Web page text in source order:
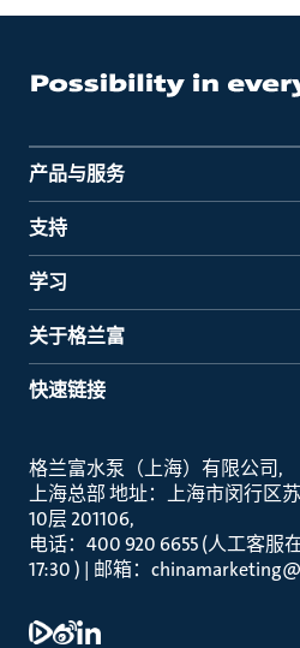
产品与服务
支持
学习
关于格兰富
快速链接
格兰富水泵（上海）有限公司
上海总部 地址：上海市闵行区
10层 201106
电话：400 920 6655 (人工客服
17:30 ) | 邮箱：